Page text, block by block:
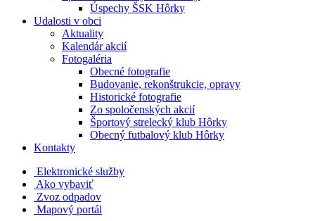
Úspechy ŠSK Hôrky
Udalosti v obci
Aktuality
Kalendár akcií
Fotogaléria
Obecné fotografie
Budovanie, rekonštrukcie, opravy
Historické fotografie
Zo spoločenských akcií
Športový strelecký klub Hôrky
Obecný futbalový klub Hôrky
Kontakty
Elektronické služby
Ako vybaviť
Zvoz odpadov
Mapový portál